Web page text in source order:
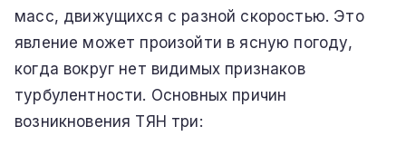
масс, движущихся с разной скоростью. Это
явление может произойти в ясную погоду,
когда вокруг нет видимых признаков
турбулентности. Основных причин
возникновения ТЯН три: